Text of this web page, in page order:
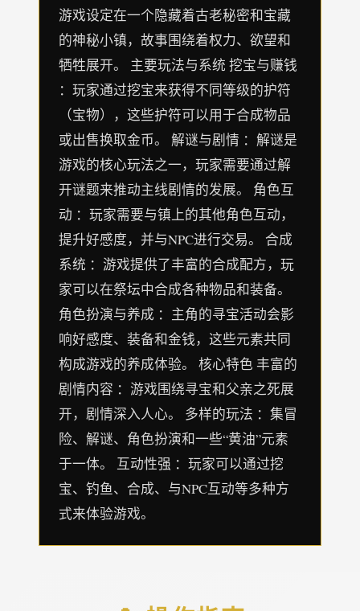
游戏设定在一个隐藏着古老秘密和宝藏
的神秘小镇，故事围绕着权力、欲望和
牺牲展开。 主要玩法与系统 挖宝与赚钱
：玩家通过挖宝来获得不同等级的护符
（宝物），这些护符可以用于合成物品
或出售换取金币。 解谜与剧情 ：解谜是
游戏的核心玩法之一，玩家需要通过解
开谜题来推动主线剧情的发展。 角色互
动 ：玩家需要与镇上的其他角色互动，
提升好感度，并与NPC进行交易。 合成
系统 ：游戏提供了丰富的合成配方，玩
家可以在祭坛中合成各种物品和装备。
角色扮演与养成 ：主角的寻宝活动会影
响好感度、装备和金钱，这些元素共同
构成游戏的养成体验。 核心特色 丰富的
剧情内容 ：游戏围绕寻宝和父亲之死展
开，剧情深入人心。 多样的玩法 ：集冒
险、解谜、角色扮演和一些“黄油”元素
于一体。 互动性强 ：玩家可以通过挖
宝、钓鱼、合成、与NPC互动等多种方
式来体验游戏。